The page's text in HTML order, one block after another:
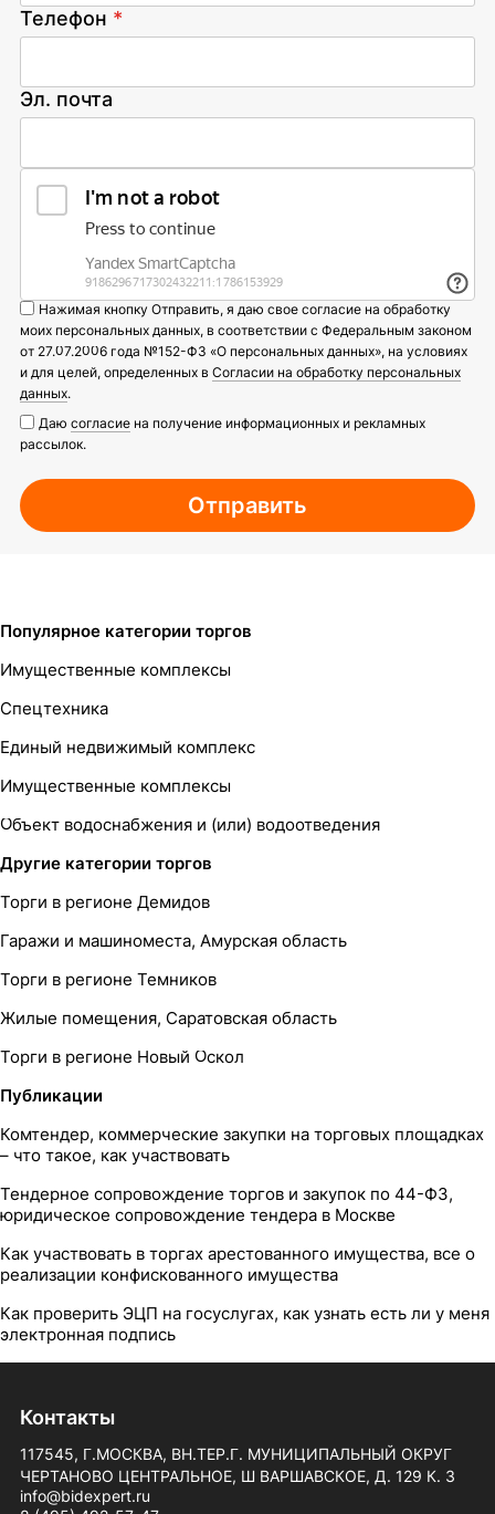
Телефон *
Эл. почта
Нажимая кнопку Отправить, я даю свое согласие на обработку
моих персональных данных, в соответствии с Федеральным законом
от 27.07.2006 года №152-ФЗ «О персональных данных», на условиях
и для целей, определенных в Согласии на обработку персональных
данных.
Даю согласиена получение информационных и рекламных
рассылок.
Отправить
Популярное категории торгов
Имущественные комплексы
Спецтехника
Единый недвижимый комплекс
Имущественные комплексы
Объект водоснабжения и (или) водоотведения
Другие категории торгов
Торги в регионе Демидов
Гаражи и машиноместа, Амурская область
Торги в регионе Темников
Жилые помещения, Саратовская область
Торги в регионе Новый Оскол
Публикации
Комтендер, коммерческие закупки на торговых площадках
– что такое, как участвовать
Тендерное сопровождение торгов и закупок по 44-ФЗ,
юридическое сопровождение тендера в Москве
Как участвовать в торгах арестованного имущества, все о
реализации конфискованного имущества
Как проверить ЭЦП на госуслугах, как узнать есть ли у меня
электронная подпись
Контакты
117545, Г.МОСКВА, ВН.ТЕР.Г. МУНИЦИПАЛЬНЫЙ ОКРУГ
ЧЕРТАНОВО ЦЕНТРАЛЬНОЕ, Ш ВАРШАВСКОЕ, Д. 129 К. 3
info@bidexpert.ru